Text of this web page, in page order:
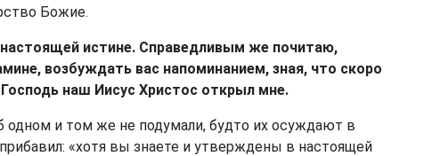
Божие.
истине. Справедливым же почитаю,
возбуждать вас напоминанием, зная, что скоро
наш Иисус Христос открыл мне.
и том же не подумали, будто их осуждают в
«хотя вы знаете и утверждены в настоящей